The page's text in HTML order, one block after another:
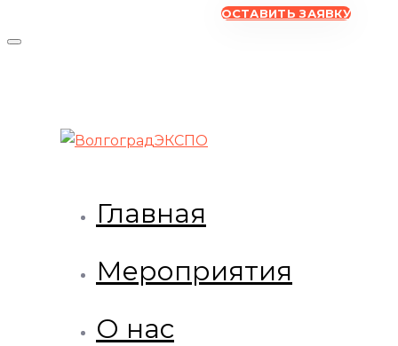
ОСТАВИТЬ ЗАЯВКУ
Главная
Мероприятия
О нас